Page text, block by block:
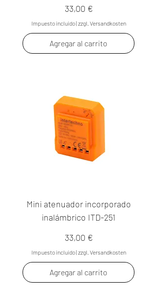
Precio
33,00 €
Impuesto incluido|zzgl. Versandkosten
Agregar al carrito
Mini atenuador incorporado
inalámbrico ITD-251
Precio
33,00 €
Impuesto incluido|zzgl. Versandkosten
Agregar al carrito